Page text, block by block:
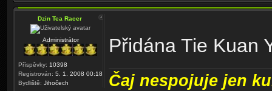
Dzin Tea Racer
Administrátor
Příspěvky: 10398
Registrován: 5. 1. 2008 00:18
Bydliště: Jihočech
Přidána Tie Kuan
Čaj nespojuje jen